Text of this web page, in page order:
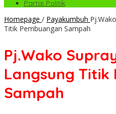
Partai Politik
Homepage / Payakumbuh
Titik Pembuangan Sampah
Pj.Wako
Langsung Titik
Sampah